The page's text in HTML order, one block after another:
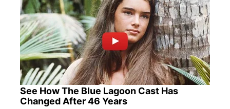
See How The Blue Lagoon Cast Has
Changed After 46 Years